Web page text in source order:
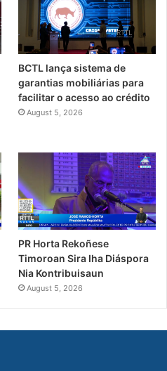
BCTL lança sistema de
garantias mobiliárias para
facilitar o acesso ao crédito
August 5, 2026
PR Horta Rekoñese
Timoroan Sira Iha Diáspora
Nia Kontribuisaun
August 5, 2026